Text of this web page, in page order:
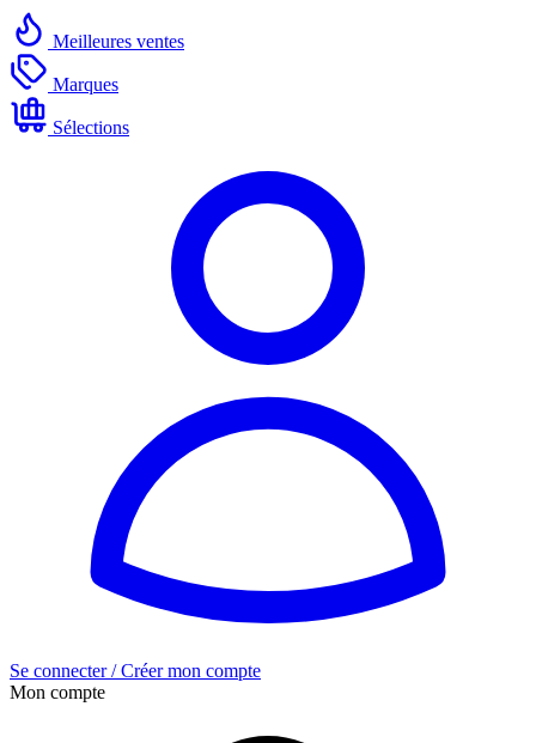
Meilleures ventes
Marques
Sélections
Se connecter / Créer mon compte
Mon compte